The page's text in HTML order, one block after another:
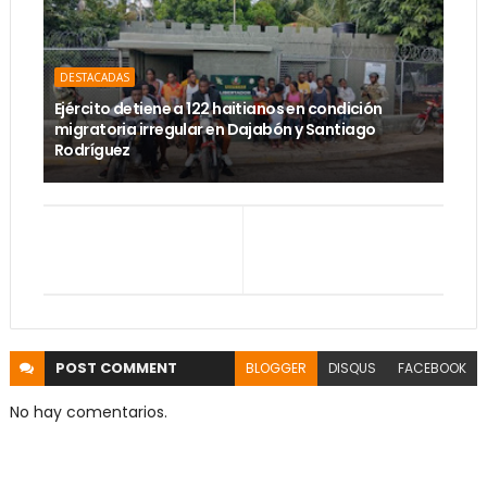
DESTACADAS
Ejército detiene a 122 haitianos en condición
migratoria irregular en Dajabón y Santiago
Rodríguez
POST COMMENT BLOGGER DISQUS FACEBOOK
No hay comentarios.